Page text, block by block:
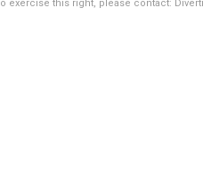
this right, please contact: